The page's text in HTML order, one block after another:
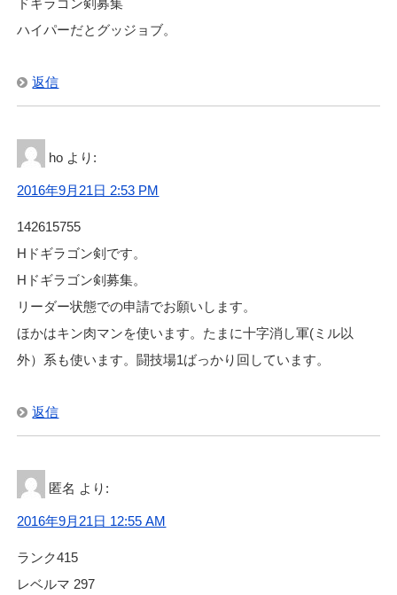
ハイパーだとグッジョブ。
返信
ho より:
2016年9月21日 2:53 PM
142615755
Hドギラゴン剣です。
Hドギラゴン剣募集。
リーダー状態での申請でお願いします。
ほかはキン肉マンを使います。たまに十字消し軍(ミル以
外）系も使います。闘技場1ばっかり回しています。
返信
匿名 より:
2016年9月21日 12:55 AM
ランク415
レベルマ 297